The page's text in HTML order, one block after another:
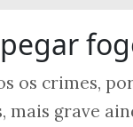
os crimes,
grave